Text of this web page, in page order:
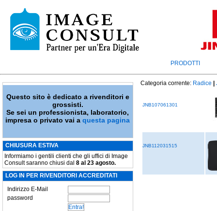
PRODOTTI
Questo sito è dedicato a rivenditori e
grossisti.
Se sei un professionista, laboratorio,
impresa o privato vai aquesta pagina
CHIUSURA ESTIVA
Informiamo i gentili clienti che gli uffici di Image
Consult saranno chiusi dal 8 al 23 agosto.
LOG IN PER RIVENDITORI ACCREDITATI
Indirizzo E-Mail
password
Categoria corrente: Radice
JNB107061301
JNB112031515